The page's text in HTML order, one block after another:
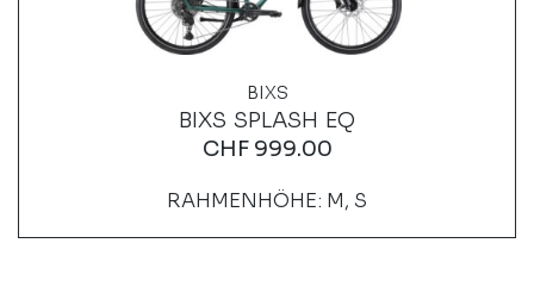
BIXS
BIXS SPLASH EQ
CHF999.00
RAHMENHÖHE: M, S